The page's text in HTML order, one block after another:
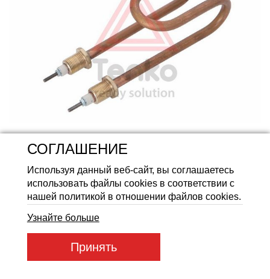
Аккумуляторные батареи
СОГЛАШЕНИЕ
Используя данный веб-сайт, вы соглашаетесь
использовать файлы cookies в соответствии с
нашей политикой в отношении файлов cookies.
Узнайте больше
Принять